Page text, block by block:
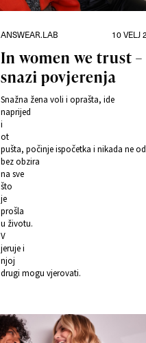
ANSWEAR.LAB 10 VELJ
In women we trust –
snazi povjerenja
Snažna žena voli i oprašta, ide
naprijed
i
ot
pušta, počinje ispočetka i nikada ne
bez obzira
na sve
što
je
prošla
u životu.
V
jeruje i
njoj
drugi mogu vjerovati.